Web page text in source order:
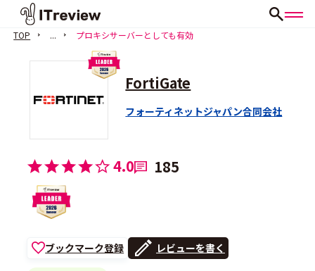
TOP ... プロキシサーバーとしても有効
FortiGate
フォーティネットジャパン合同会社
4.0 185
ブックマーク登録 レビューを書く